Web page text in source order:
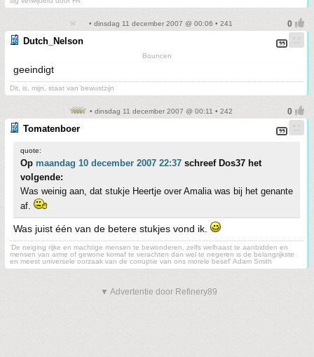
• dinsdag 11 december 2007 @ 00:06 • 241
Dutch_Nelson
Bouncen
geeindigt
Dit, is, mijn, staat van bewustzijn
• dinsdag 11 december 2007 @ 00:11 • 242
Tomatenboer
quote:
Op maandag 10 december 2007 22:37 schreef Dos37 het
volgende:
Was weinig aan, dat stukje Heertje over Amalia was bij het genante
af.
Was juist één van de betere stukjes vond ik.
'De neiging rijke en machtige mensen te bewonderen, zelfs welhaast te aanbidden en
mensen van arme of gewone komaf te verachten dan wel te negeren is de belangrijkste
en meest universele oorzaak van de corruptie van ons morele besef' Adam Smith
▼ Advertentie door Refinery89